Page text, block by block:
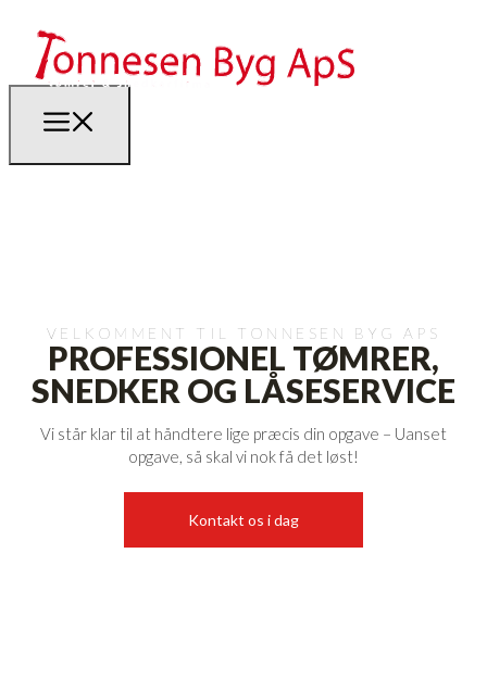
VELKOMMENT TIL TONNESEN BYG APS
PROFESSIONEL TØMRER,
SNEDKER OG LÅSESERVICE
Vi står klar til at håndtere lige præcis din opgave – Uanset
opgave, så skal vi nok få det løst!
Kontakt os i dag